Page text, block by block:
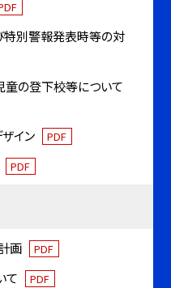
特別警報発表時等の対
童の登下校等について
イン PDF
PDF
画 PDF
て PDF